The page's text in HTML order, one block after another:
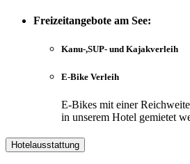
Freizeitangebote am See:
Kanu-,SUP- und Kajakverleih
E-Bike Verleih
E-Bikes mit einer
in unserem Hotel gemietet
Hotelausstattung